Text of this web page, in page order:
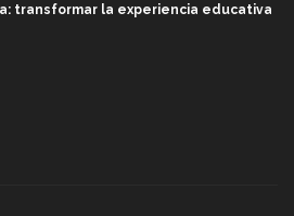
transformar la experiencia educativa